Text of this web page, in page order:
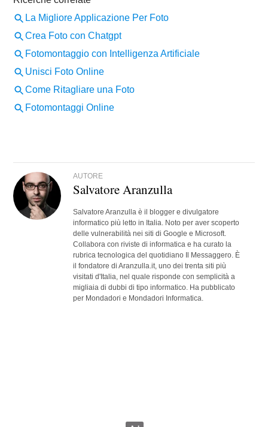
AUTORE
Salvatore Aranzulla
Salvatore Aranzulla è il blogger e divulgatore
informatico più letto in Italia. Noto per aver scoperto
delle vulnerabilità nei siti di Google e Microsoft.
Collabora con riviste di informatica e ha curato la
rubrica tecnologica del quotidiano Il Messaggero. È
il fondatore di Aranzulla.it, uno dei trenta siti più
visitati d'Italia, nel quale risponde con semplicità a
migliaia di dubbi di tipo informatico. Ha pubblicato
per Mondadori e Mondadori Informatica.